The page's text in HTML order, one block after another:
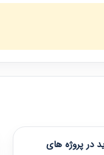
در پروژه های